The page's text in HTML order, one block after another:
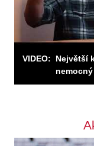
VIDEO:
Největší
nemocný